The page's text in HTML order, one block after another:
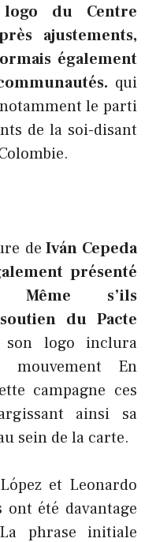
du Centre
ajustements,
également
qui
le parti
de la soi-disant
de Iván Cepeda
présenté
Même s’ils
du Pacte
son logo inclura
mouvement En
campagne ces
ainsi sa
sein de la carte.
et Leonardo
ont été davantage
phrase initiale